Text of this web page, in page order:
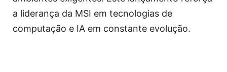
a liderança da MSI em tecnologias de
computação e IA em constante evolução.